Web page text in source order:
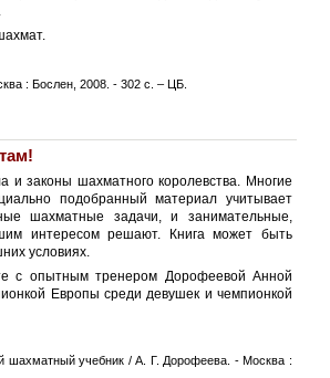
: Бослен, 2008. - 302 с. – ЦБ.
и законы шахматного королевства. Многие
подобранный материал учитывает
шахматные задачи, и занимательные,
интересом решают. Книга может быть
условиях.
с опытным тренером Дорофеевой Анной
Европы среди девушек и чемпионкой
учебник / А. Г. Дорофеева. - Москва :